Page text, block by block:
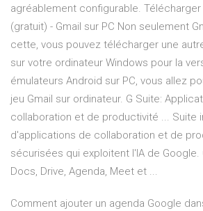
agréablement configurable. Télécharger
(gratuit) - Gmail sur PC Non seulement
cette, vous pouvez télécharger une
sur votre ordinateur Windows pour la
émulateurs Android sur PC, vous allez
jeu Gmail sur ordinateur. G Suite:
collaboration et de productivité ... Suite
d'applications de collaboration et de
sécurisées qui exploitent l'IA de Google.
Docs, Drive, Agenda, Meet et ...
Comment ajouter un agenda Google